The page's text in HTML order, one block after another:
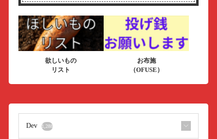
欲しいもの
リスト
お布施
（OFUSE）
Dev 1,288